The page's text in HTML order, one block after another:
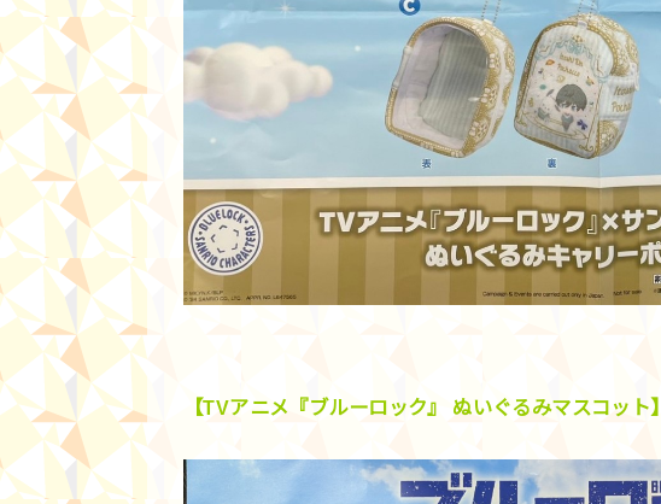
【TVアニメ『ブルーロック』 ぬいぐるみマスコット】